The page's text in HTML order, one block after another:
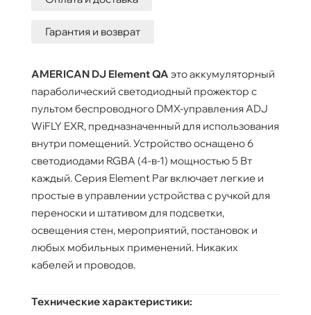
Гарантия и возврат
AMERICAN DJ Element QA это аккумуляторный
параболический светодиодный прожектор с
пультом беспроводного DMX-управления ADJ
WiFLY EXR, предназначенный для использования
внутри помещений. Устройство оснащено 6
светодиодами RGBА (4-в-1) мощностью 5 Вт
каждый. Серия Element Par включает легкие и
простые в управлении устройства с ручкой для
переноски и штативом для подсветки,
освещения стен, мероприятий, постановок и
любых мобильных применений. Никаких
кабелей и проводов.
Технические характеристики: